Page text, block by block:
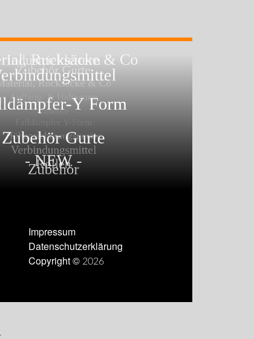
Impressum
Datenschutzerklärung
Copyright © 2026